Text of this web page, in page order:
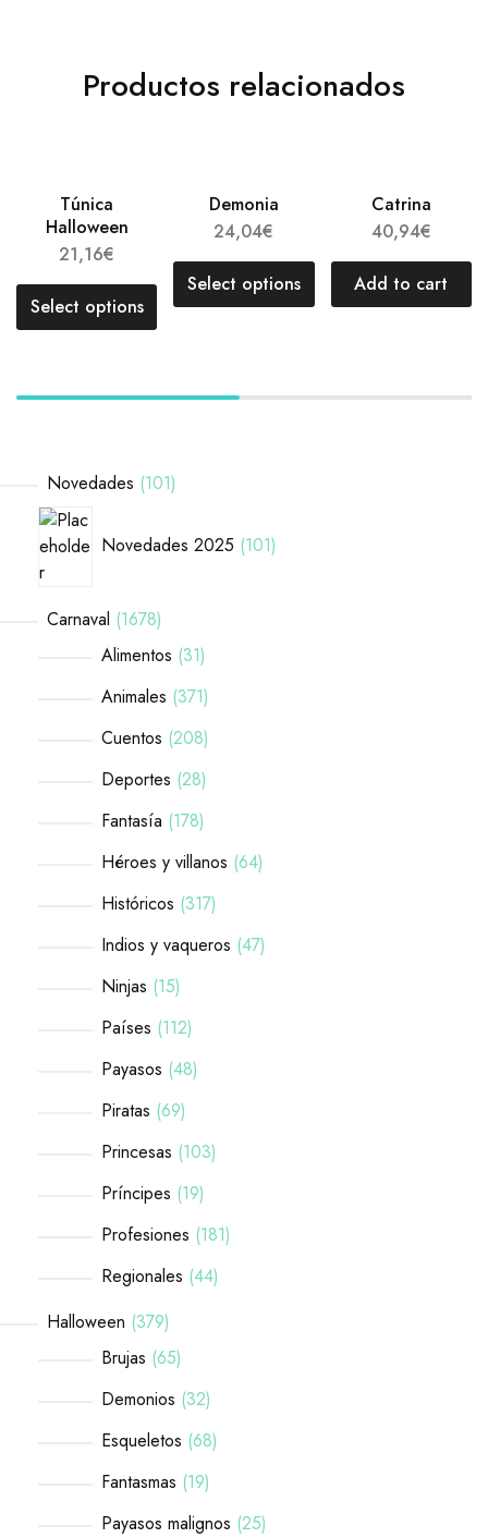
Productos relacionados
Túnica
Halloween
21,16€
Select options
Demonia
24,04€
Select options
Catrina
40,94€
Add to cart
Novedades 101
Novedades 2025 101
Carnaval 1678
Alimentos 31
Animales 371
Cuentos 208
Deportes 28
Fantasía 178
Héroes y villanos 64
Históricos 317
Indios y vaqueros 47
Ninjas 15
Países 112
Payasos 48
Piratas 69
Princesas 103
Príncipes 19
Profesiones 181
Regionales 44
Halloween 379
Brujas 65
Demonios 32
Esqueletos 68
Fantasmas 19
Payasos malignos 25